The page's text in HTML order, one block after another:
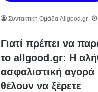
Συντακτική Ομάδα Allgood.gr
Γιατί πρέπει να
το allgood.gr: Η
ασφαλιστική αγορά
θέλουν να ξέρετε